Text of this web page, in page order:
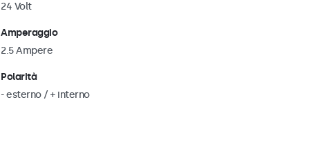
24 Volt
Amperaggio
2.5 Ampere
Polarità
- esterno / + interno